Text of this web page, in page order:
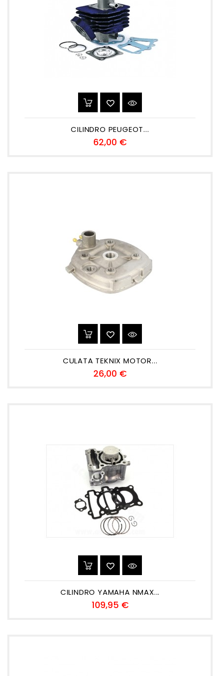
CILINDRO PEUGEOT...
62,00 €Precio
CULATA TEKNIX MOTOR...
26,00 €Precio
CILINDRO YAMAHA NMAX...
109,95 €Precio